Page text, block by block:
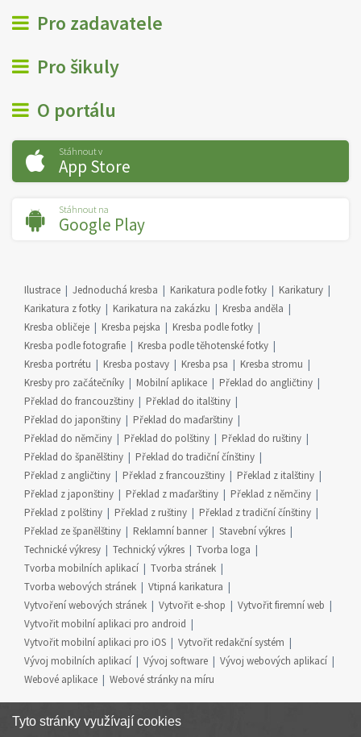
Pro zadavatele
Pro šikuly
O portálu
Stáhnout v
App Store
Stáhnout na
Google Play
Ilustrace Jednoduchá kresba Karikatura podle fotky
Karikatury
Karikatura z fotky
Karikatura na zakázku
Kresba anděla
Kresba obličeje
Kresba pejska
Kresba podle fotky
Kresba podle fotografie
Kresba podle těhotenské fotky
Kresba portrétu
Kresba postavy Kresba psa
Kresba stromu
Kresby pro začátečníky
Mobilní aplikace
Překlad do angličtiny
Překlad do francouzštiny
Překlad do italštiny
Překlad do japonštiny
Překlad do maďarštiny
Překlad do němčiny
Překlad do polštiny
Překlad do ruštiny
Překlad do španělštiny
Překlad do tradiční čínštiny
Překlad z angličtiny
Překlad z francouzštiny
Překlad z italštiny
Překlad z japonštiny
Překlad z maďarštiny
Překlad z němčiny
Překlad z polštiny
Překlad z ruštiny
Překlad z tradiční čínštiny
Překlad ze španělštiny
Reklamní banner
Stavební výkres
Technické výkresy
Technický výkres
Tvorba loga
Tvorba mobilních aplikací
Tvorba stránek
Tvorba webových stránek
Vtipná karikatura
Vytvoření webových stránek
Vytvořit e-shop
Vytvořit firemní web
Vytvořit mobilní aplikaci pro android
Vytvořit mobilní aplikaci pro iOS
Vytvořit redakční systém
Vývoj mobilních aplikací
Vývoj software
Vývoj webových aplikací
Webové aplikace
Webové stránky na míru
Tyto stránky využívají cookies